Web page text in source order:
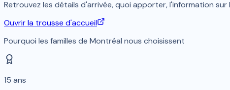
Retrouvez les détails d'arrivée, quoi apporter, l'information
Ouvrir la trousse d'accueil
Pourquoi les familles de Montréal nous choisissent
15 ans